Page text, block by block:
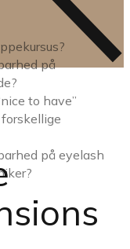
på
to have”
på eyelash